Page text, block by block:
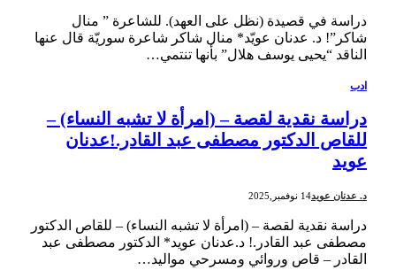
دراسة في قصيدة (نظل على العهد). للشاعرة ” منال
شاكر”! د. عدنان عويّد* منال شاكر شاعرة سوريّة قال عنها
الناقد “يحيى يوسف هلال” بأنها تنتمي…
ادب
دراسة نقدية لقصة – (امرأة لا تشبه النساء) –
للقاص الدكتور مصطفى عبد القادر.!عدنان
عويد
د. عدنان عويد14 نوفمبر,2025
دراسة نقدية لقصة – (امرأة لا تشبه النساء) – للقاص الدكتور
مصطفى عبد القادر.! د.عدنان عويد* الدكتور مصطفى عبد
القادر – قاص وروائي ومسرحي مواليد…